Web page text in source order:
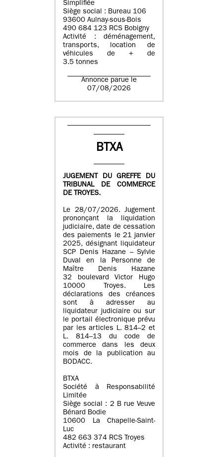
Simplifiée
Siège social : Bureau 106
93600 Aulnay-sous-Bois
490 684 123 RCS Bobigny
Activité : déménagement,
transports, location de
véhicules de + de
3.5 tonnes
Annonce parue le
07/08/2026
BTXA
JUGEMENT DU GREFFE DU
TRIBUNAL DE COMMERCE
DE TROYES.
Le 28/07/2026. Jugement
prononçant la liquidation
judiciaire, date de cessation
des paiements le 21 janvier
2025, désignant liquidateur
SCP Denis Hazane – Sylvie
Duval en la Personne de
Maître Denis Hazane
32 boulevard Victor Hugo
10000 Troyes. Les
déclarations des créances
sont à adresser au
liquidateur judiciaire ou sur
le portail électronique prévu
par les articles L. 814–2 et
L. 814–13 du code de
commerce dans les deux
mois de la publication au
BODACC.
BTXA
Société à Responsabilité
Limitée
Siège social : 2 B rue Veuve
Bénard Bodie
10600 La Chapelle-Saint-
Luc
482 663 374 RCS Troyes
Activité : restaurant